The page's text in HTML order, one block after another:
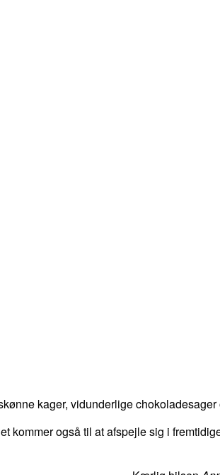
kager, vidunderlige
kommer også til at afspejle sig i